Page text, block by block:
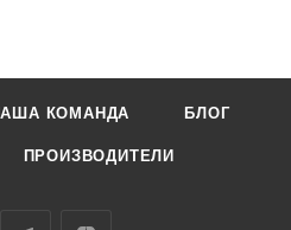
КОМАНДА БЛОГ
ПРОИЗВОДИТЕЛИ